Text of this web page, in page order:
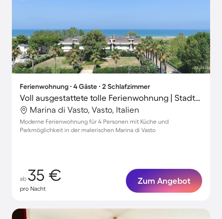
Ferienwohnung ∙ 4 Gäste ∙ 2 Schlafzimmer
Voll ausgestattete tolle Ferienwohnung | Stadtblick | Nah am Strand
Marina di Vasto, Vasto, Italien
Moderne Ferienwohnung für 4 Personen mit Küche und
Parkmöglichkeit in der malerischen Marina di Vasto
ab 35 €
pro Nacht
Zum Angebot